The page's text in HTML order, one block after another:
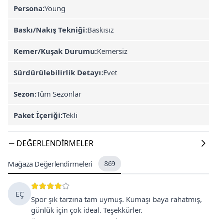
Persona:Young
Baskı/Nakış Tekniği:Baskısız
Kemer/Kuşak Durumu:Kemersiz
Sürdürülebilirlik Detayı:Evet
Sezon:Tüm Sezonlar
Paket İçeriği:Tekli
DEĞERLENDIRMELER
Mağaza Değerlendirmeleri 869
EÇ
Spor şık tarzına tam uymuş. Kumaşı baya rahatmış,
günlük için çok ideal. Teşekkürler.